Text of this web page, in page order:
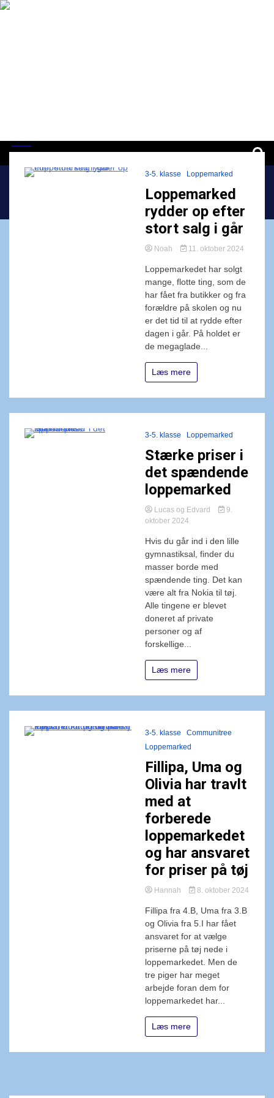
Skip
3-5. klasse Loppemarked
Loppemarked
rydder op efter
stort salg i går
Noah 11. oktober 2024
Loppemarkedet har solgt
mange, flotte ting, som de
har fået fra butikker og fra
forældre på skolen og nu
er det tid til at rydde efter
dagen i går. På holdet er
de megaglade...
Læs mere
3-5. klasse Loppemarked
Stærke priser i
det spændende
loppemarked
Lucas og Edvard
9.
oktober 2024
Hvis du går ind i den lille
gymnastiksal, finder du
masser borde med
spændende ting. Det kan
være alt fra Nokia til tøj.
Alle tingene er blevet
doneret af private
personer og af
forskellige...
Læs mere
3-5. klasse
Communitree
Loppemarked
Fillipa, Uma og
Olivia har travlt
med at
forberede
loppemarkedet
og har ansvaret
for priser på tøj
Hannah 8. oktober 2024
Fillipa fra 4.B, Uma fra 3.B
og Olivia fra 5.I har fået
ansvaret for at vælge
priserne på tøj nede i
loppemarkedet. Men de
tre piger har meget
arbejde foran dem for
loppemarkedet har...
Læs mere